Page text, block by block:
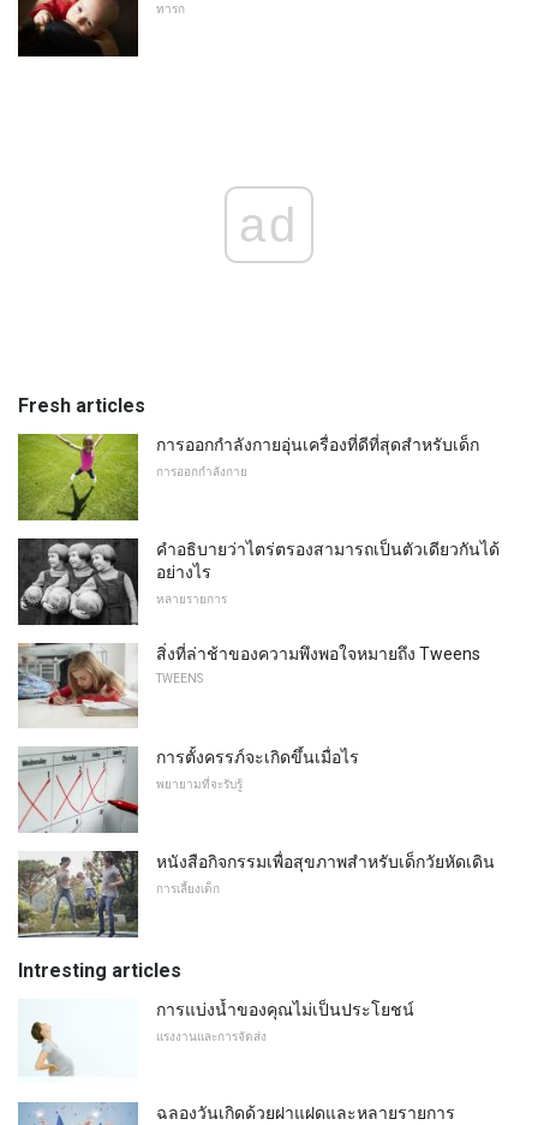
ทารก
ad
Fresh articles
การออกกำลังกายอุ่นเครื่องที่ดีที่สุดสำหรับเด็ก
การออกกำลังกาย
คำอธิบายว่าไตร่ตรองสามารถเป็นตัวเดียวกันได้
อย่างไร
หลายรายการ
สิ่งที่ล่าช้าของความพึงพอใจหมายถึง Tweens
TWEENS
การตั้งครรภ์จะเกิดขึ้นเมื่อไร
พยายามที่จะรับรู้
หนังสือกิจกรรมเพื่อสุขภาพสำหรับเด็กวัยหัดเดิน
การเลี้ยงเด็ก
Intresting articles
การแบ่งน้ำของคุณไม่เป็นประโยชน์
แรงงานและการจัดส่ง
ฉลองวันเกิดด้วยฝาแฝดและหลายรายการ